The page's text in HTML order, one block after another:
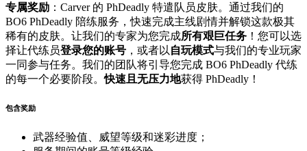
专属奖励 ：Carver 的 PhDeadly 特遣队员皮肤。通过我们的
BO6 PhDeadly 陪练服务，快速完成主线剧情并解锁这款极其
稀有的皮肤。让我们的专家为您完成所有艰巨任务 ！您可以选
择让代练员登录您的账号 ，或者以自玩模式与我们的专业玩家
一同参与任务。我们的团队将引导您完成 BO6 PhDeadly 代练
的每一个必要阶段。快速且无压力地获得 PhDeadly！
包含奖励
武器经验值、威望等级和迷彩进度；